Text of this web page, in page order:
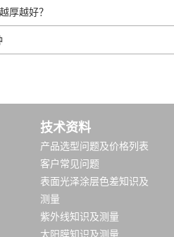
厚越好？
技术资料
产品选型问题及价格列表
客户常见问题
表面光泽涂层色差知识及
测量
紫外线知识及测量
太阳膜知识及测量